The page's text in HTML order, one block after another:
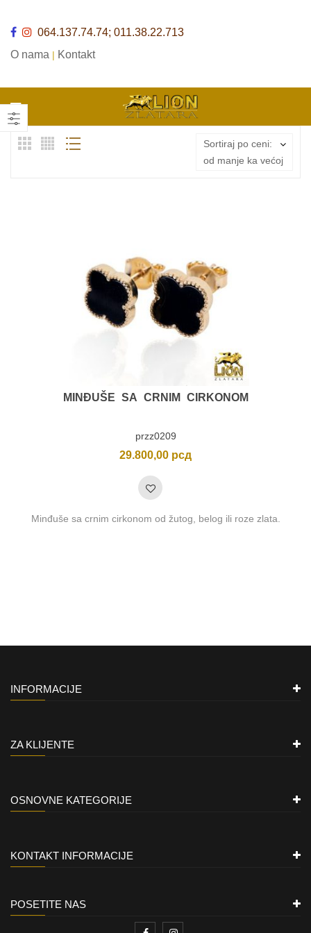
064.137.74.74; 011.38.22.713
O nama | Kontakt
Sortiraj po ceni:
od manje ka većoj
MINĐUŠE SA CRNIM CIRKONOM
przz0209
29.800,00 рсд
Minđuše sa crnim cirkonom od žutog, belog ili roze zlata.
INFORMACIJE
ZA KLIJENTE
OSNOVNE KATEGORIJE
KONTAKT INFORMACIJE
POSETITE NAS